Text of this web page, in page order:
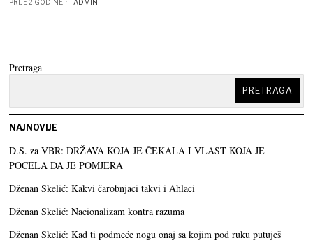
PRIJE 2 GODINE ADMIN
Pretraga
PRETRAGA
NAJNOVIJE
D.S. za VBR: DRŽAVA KOJA JE ČEKALA I VLAST KOJA JE
POČELA DA JE POMJERA
Dženan Skelić: Kakvi čarobnjaci takvi i Ahlaci
Dženan Skelić: Nacionalizam kontra razuma
Dženan Skelić: Kad ti podmeće nogu onaj sa kojim pod ruku putuješ